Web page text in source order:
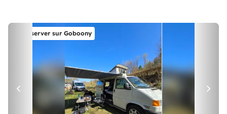
Réserver sur Goboony